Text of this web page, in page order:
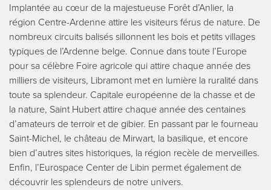
Implantée au cœur de la majestueuse Forêt d’Anlier, la
région Centre-Ardenne attire les visiteurs férus de nature. De
nombreux circuits balisés sillonnent les bois et petits villages
typiques de l’Ardenne belge. Connue dans toute l’Europe
pour sa célèbre Foire agricole qui attire chaque année des
milliers de visiteurs, Libramont met en lumière la ruralité dans
toute sa splendeur. Capitale européenne de la chasse et de
la nature, Saint Hubert attire chaque année des centaines
d’amateurs de terroir et de gibier. En passant par le fourneau
Saint-Michel, le château de Mirwart, la basilique, et encore
bien d’autres sites historiques, la région recèle de merveilles.
Enfin, l’Eurospace Center de Libin permet également de
découvrir les splendeurs de notre univers.